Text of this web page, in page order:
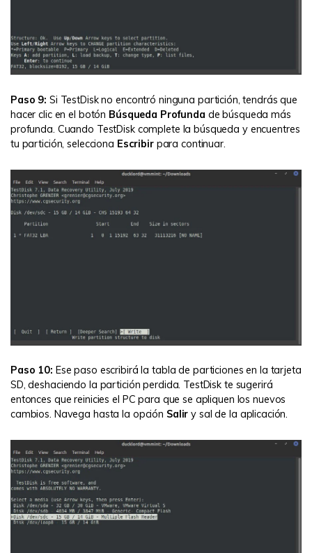
Paso 9: Si TestDisk no encontró ninguna partición, tendrás que
hacer clic en el botón Búsqueda Profunda de búsqueda más
profunda. Cuando TestDisk complete la búsqueda y encuentres
tu partición, selecciona Escribir para continuar.
Paso 10: Ese paso escribirá la tabla de particiones en la tarjeta
SD, deshaciendo la partición perdida. TestDisk te sugerirá
entonces que reinicies el PC para que se apliquen los nuevos
cambios. Navega hasta la opción Salir y sal de la aplicación.